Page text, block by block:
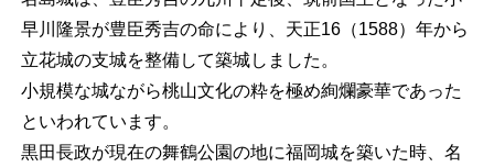
早川隆景が豊臣秀吉の命により、天正16（1588）年から
立花城の支城を整備して築城しました。
小規模な城ながら桃山文化の粋を極め絢爛豪華であった
といわれています。
黒田長政が現在の舞鶴公園の地に福岡城を築いた時、名